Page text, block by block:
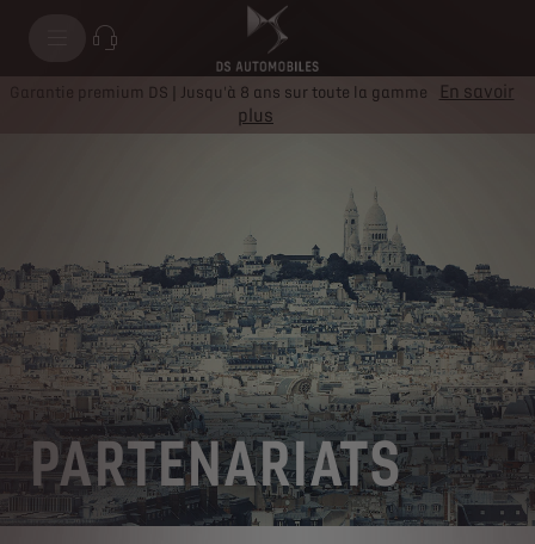
Garantie premium DS | Jusqu'à 8 ans sur toute la gamme
En savoir
plus
PARTENARIATS